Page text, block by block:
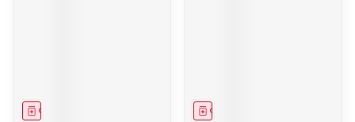
Geneesmiddel Geneesmiddel